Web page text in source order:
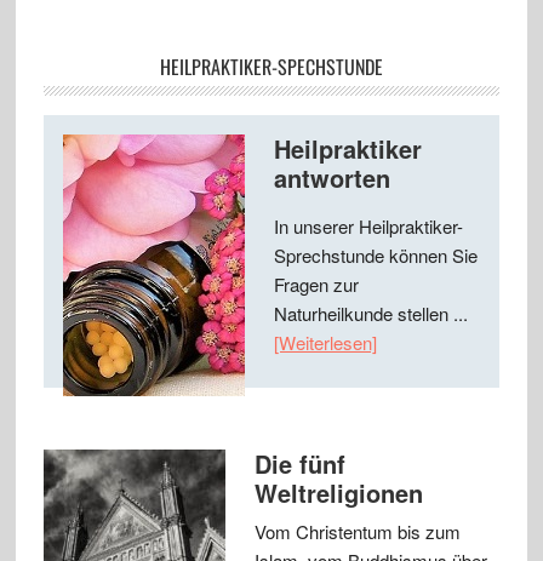
HEILPRAKTIKER-SPECHSTUNDE
Heilpraktiker
antworten
In unserer Heilpraktiker-
Sprechstunde können Sie
Fragen zur
Naturheilkunde stellen ...
[Weiterlesen]
Die fünf
Weltreligionen
Vom Christentum bis zum